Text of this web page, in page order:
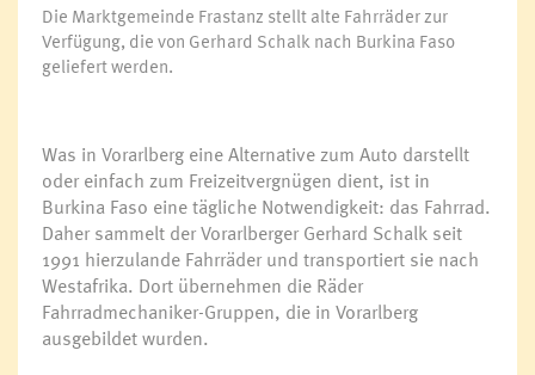
Die Marktgemeinde Frastanz stellt alte Fahrräder zur
Verfügung, die von Gerhard Schalk nach Burkina Faso
geliefert werden.
Was in Vorarlberg eine Alternative zum Auto darstellt
oder einfach zum Freizeitvergnügen dient, ist in
Burkina Faso eine tägliche Notwendigkeit: das Fahrrad.
Daher sammelt der Vorarlberger Gerhard Schalk seit
1991 hierzulande Fahrräder und transportiert sie nach
Westafrika. Dort übernehmen die Räder
Fahrradmechaniker-Gruppen, die in Vorarlberg
ausgebildet wurden.